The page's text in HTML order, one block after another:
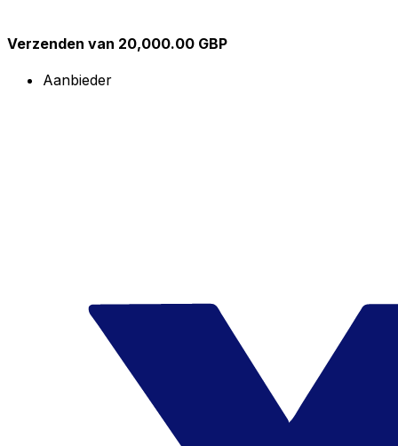
Verzenden van 20,000.00 GBP
Aanbieder